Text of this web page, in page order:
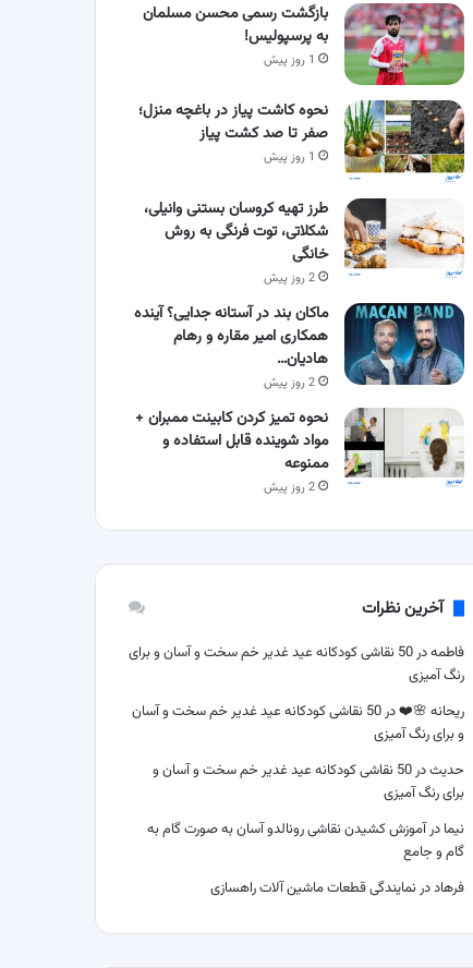
بازگشت رسمی محسن مسلمان
به پرسپولیس!
1 روز پیش
نحوه کاشت پیاز در باغچه منزل؛
صفر تا صد کشت پیاز
1 روز پیش
طرز تهیه کروسان بستنی وانیلی،
شکلاتی، توت فرنگی به روش
خانگی
2 روز پیش
ماکان بند در آستانه جدایی؟ آینده
همکاری امیر مقاره و رهام
هادیان…
2 روز پیش
نحوه تمیز کردن کابینت ممبران +
مواد شوینده قابل استفاده و
ممنوعه
2 روز پیش
آخرین نظرات
فاطمهدر
50 نقاشی کودکانه عید غدیر خم سخت و آسان و برای
رنگ آمیزی
ریحانه 🌸❤️در
50 نقاشی کودکانه عید غدیر خم سخت و آسان
و برای رنگ آمیزی
حدیثدر
50 نقاشی کودکانه عید غدیر خم سخت و آسان و
برای رنگ آمیزی
نیما درآموزش کشیدن نقاشی رونالدو آسان به صورت گام به
گام و جامع
فرهاددر نمایندگی قطعات ماشین آلات راهسازی